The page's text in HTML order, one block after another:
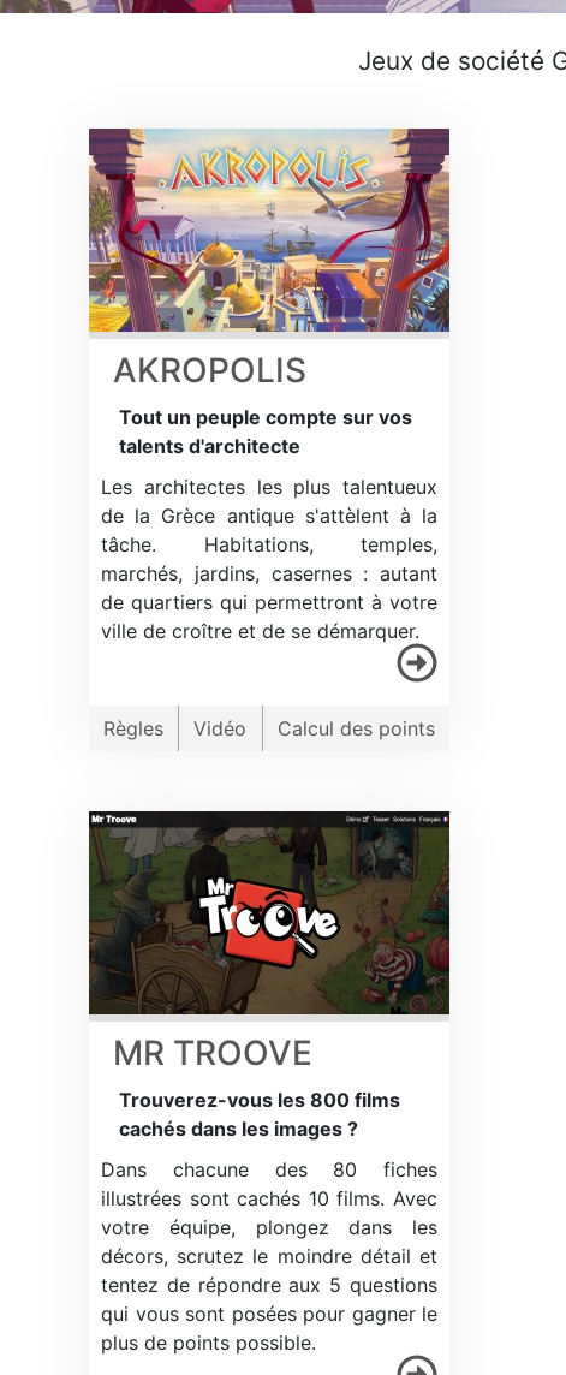
Jeux de société
AKROPOLIS
Tout un peuple compte sur vos
talents d'architecte
Les architectes les plus talentueux
de la Grèce antique s'attèlent à la
tâche. Habitations, temples,
marchés, jardins, casernes : autant
de quartiers qui permettront à votre
ville de croître et de se démarquer.
Règles Vidéo Calcul des points
MR TROOVE
Trouverez-vous les 800 films
cachés dans les images ?
Dans chacune des 80 fiches
illustrées sont cachés 10 films. Avec
votre équipe, plongez dans les
décors, scrutez le moindre détail et
tentez de répondre aux 5 questions
qui vous sont posées pour gagner le
plus de points possible.